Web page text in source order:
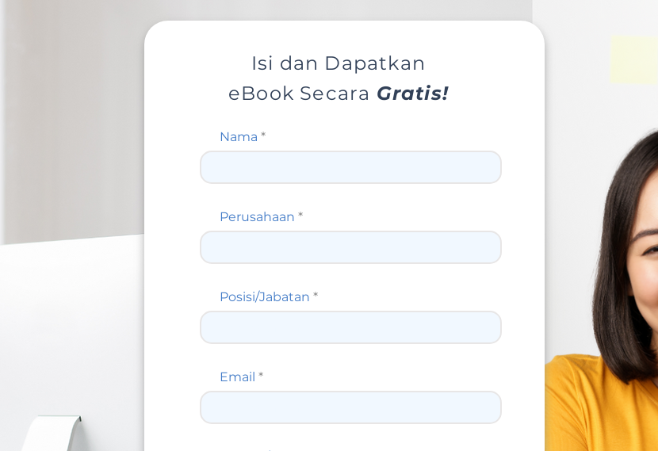
Isi dan Dapatkan
eBook Secara Gratis!
Nama
Perusahaan
Posisi/Jabatan
Email